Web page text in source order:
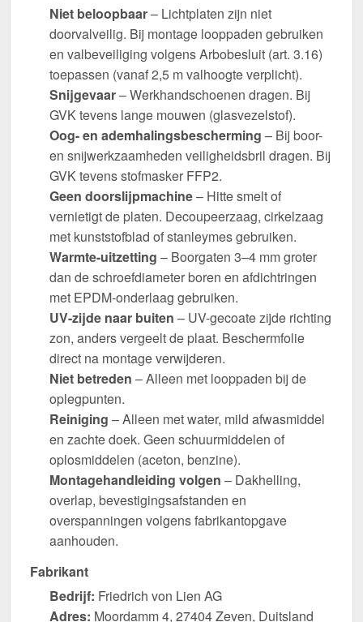
Niet beloopbaar– Lichtplaten zijn niet
doorvalveilig. Bij montage looppaden gebruiken
en valbeveiliging volgens Arbobesluit (art. 3.16)
toepassen (vanaf 2,5 m valhoogte verplicht).
Snijgevaar– Werkhandschoenen dragen. Bij
GVK tevens lange mouwen (glasvezelstof).
Oog- en ademhalingsbescherming – Bij boor-
en snijwerkzaamheden veiligheidsbril dragen. Bij
GVK tevens stofmasker FFP2.
Geen doorslijpmachine– Hitte smelt of
vernietigt de platen. Decoupeerzaag, cirkelzaag
met kunststofblad of stanleymes gebruiken.
Warmte-uitzetting – Boorgaten 3–4 mm groter
dan de schroefdiameter boren en afdichtringen
met EPDM-onderlaag gebruiken.
UV-zijde naar buiten – UV-gecoate zijde richting
zon, anders vergeelt de plaat. Beschermfolie
direct na montage verwijderen.
Niet betreden – Alleen met looppaden bij de
oplegpunten.
Reiniging – Alleen met water, mild afwasmiddel
en zachte doek. Geen schuurmiddelen of
oplosmiddelen (aceton, benzine).
Montagehandleiding volgen – Dakhelling,
overlap, bevestigingsafstanden en
overspanningen volgens fabrikantopgave
aanhouden.
Fabrikant
Bedrijf: Friedrich von Lien AG
Adres: Moordamm 4, 27404 Zeven, Duitsland